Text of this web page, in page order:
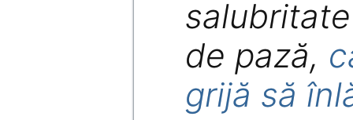
de pază,
grijă să